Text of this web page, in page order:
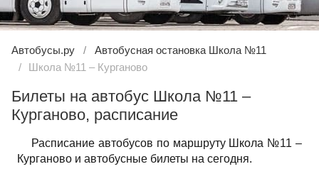
Автобусы.ру
Автобусная остановка Школа №11
Школа №11 – Курганово
Билеты на автобус Школа №11 –
Курганово, расписание
Расписание автобусов по маршруту Школа №11 –
Курганово и автобусные билеты на сегодня.